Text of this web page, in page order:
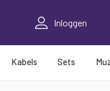
Inloggen
Kabels Sets